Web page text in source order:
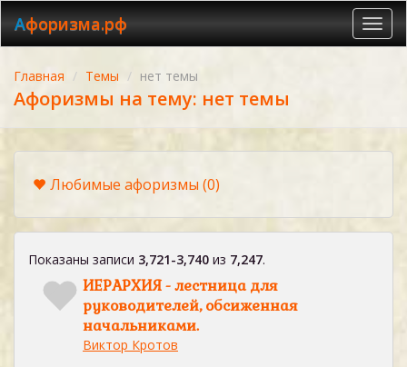
Афоризма.рф
Главная Темы нет темы
Афоризмы на тему: нет темы
Любимые афоризмы(0)
Показаны записи 3,721-3,740 из 7,247.
ИЕРАРХИЯ - лестница для
руководителей, обсиженная
начальниками.
Виктор Кротов